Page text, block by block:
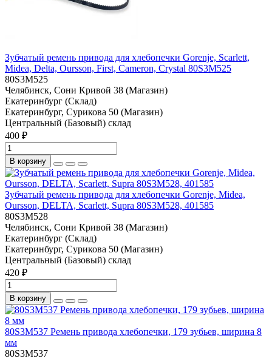
Зубчатый ремень привода для хлебопечки Gorenje, Scarlett,
Midea, Delta, Oursson, First, Cameron, Crystal 80S3M525
80S3M525
Челябинск, Сони Кривой 38 (Магазин)
Екатеринбург (Склад)
Екатеринбург, Сурикова 50 (Магазин)
Центральный (Базовый) склад
400 ₽
В корзину
Зубчатый ремень привода для хлебопечки Gorenje, Midea,
Oursson, DELTA, Scarlett, Supra 80S3M528, 401585
80S3M528
Челябинск, Сони Кривой 38 (Магазин)
Екатеринбург (Склад)
Екатеринбург, Сурикова 50 (Магазин)
Центральный (Базовый) склад
420 ₽
В корзину
80S3M537 Ремень привода хлебопечки, 179 зубьев, ширина 8
мм
80S3M537